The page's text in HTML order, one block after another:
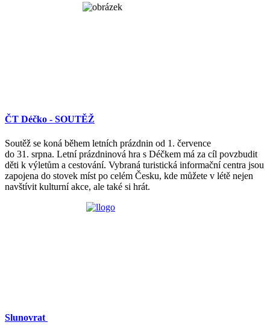
ČT Déčko - SOUTĚŽ
Soutěž se koná během letních prázdnin od 1. července
do 31. srpna. Letní prázdninová hra s Déčkem má za cíl povzbudit
děti k výletům a cestování. Vybraná turistická informační centra jsou
zapojena do stovek míst po celém Česku, kde můžete v létě nejen
navštívit kulturní akce, ale také si hrát.
Slunovrat